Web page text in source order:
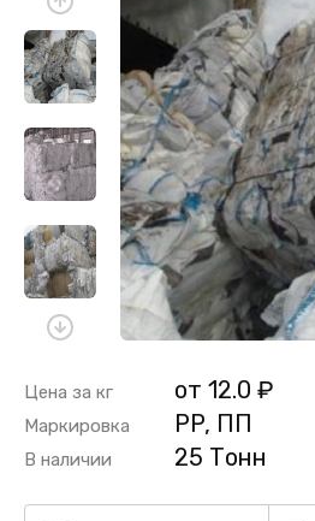
Цена за кг от 12.0 ₽
Маркировка PP, ПП
В наличии 25 Тонн